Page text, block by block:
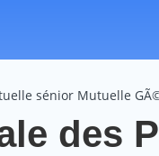
sénior Mutuelle
des